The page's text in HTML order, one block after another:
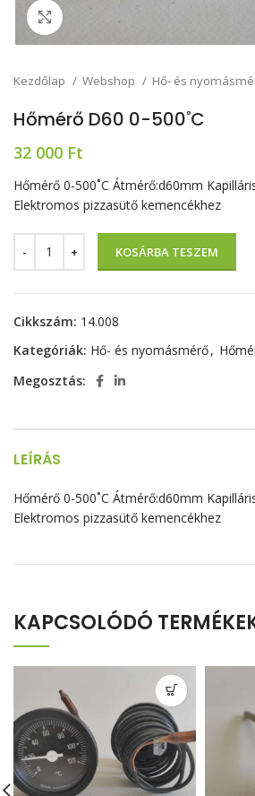
Kezdőlap Webshop Hő- és
Hőmérő D60 0-500˚C
32 000 Ft
Hőmérő 0-500˚C Átmérő:d60mm
Elektromos pizzasütő kemencékhez
KOSÁRBA TESZEM
Cikkszám: 14.008
Kategóriák: Hő- és nyomásmérő,
Megosztás:
LEÍRÁS
Hőmérő 0-500˚C Átmérő:d60mm
Elektromos pizzasütő kemencékhez
KAPCSOLÓDÓ